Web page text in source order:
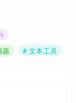
器 # 文本工具